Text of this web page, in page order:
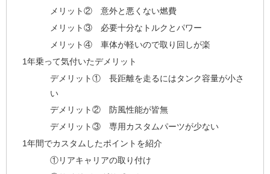
メリット② 意外と悪くない燃費
メリット③ 必要十分なトルクとパワー
メリット④ 車体が軽いので取り回しが楽
1年乗って気付いたデメリット
デメリット① 長距離を走るにはタンク容量が小さ
い
デメリット② 防風性能が皆無
デメリット③ 専用カスタムパーツが少ない
1年間でカスタムしたポイントを紹介
①リアキャリアの取り付け